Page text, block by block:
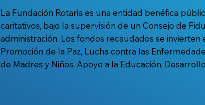
La Fundación Rotaria es una entidad benéfica
caritativos, bajo la supervisión de un Consejo de
administración. Los fondos recaudados se invierten
Promoción de la Paz, Lucha contra las
de Madres y Niños, Apoyo a la Educación,